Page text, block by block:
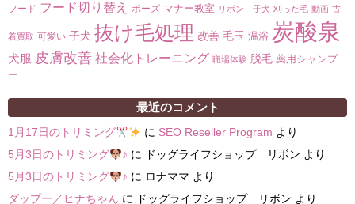
フード フード切り替え ポーズ マナー教室 リボン 子犬 刈った毛 動画 古
着買取 可愛い 子犬 抜け毛処理 改善 毛玉 温浴 炭酸泉
犬服 皮膚改善 社会化トレーニング 職場体験 脱毛 薬用シャンプ
ー
最近のコメント
1月17日のトリミング に SEO Reseller Program より
5月3日のトリミング
♪ に ドッグライフショップ リボン より
5月3日のトリミング
♪ に ロナママ より
ダップー／ヒナちゃん に ドッグライフショップ リボン より